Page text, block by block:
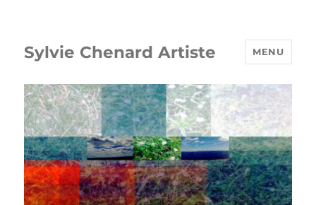
Sylvie Chenard Artiste MENU